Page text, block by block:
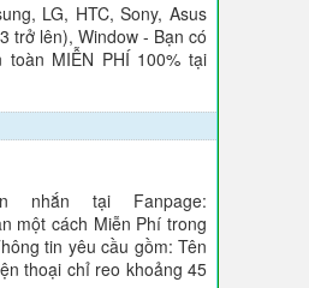
LG, HTC, Sony, Asus
trở lên), Window - Bạn có
MIỄN PHÍ 100% tại
tại Fanpage:
một cách Miễn Phí trong
tin yêu cầu gồm: Tên
thoại chỉ reo khoảng 45